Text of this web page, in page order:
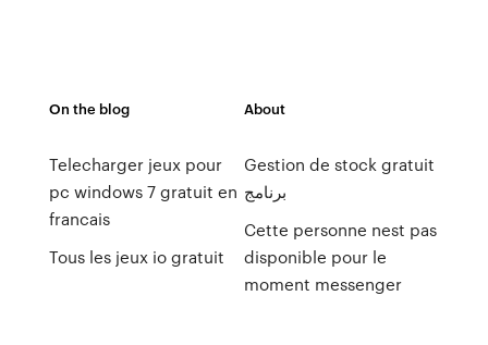
On the blog
Telecharger jeux pour
pc windows 7 gratuit en
francais
Tous les jeux io gratuit
About
Gestion de stock gratuit
برنامج
Cette personne nest pas
disponible pour le
moment messenger